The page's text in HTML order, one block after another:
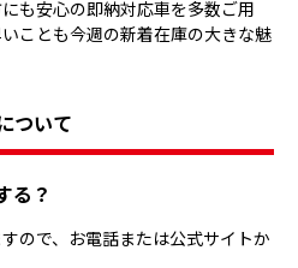
も安心の即納対応車を多数ご用
ことも今週の新着在庫の大きな魅
ついて
る？
ので、お電話または公式サイトか